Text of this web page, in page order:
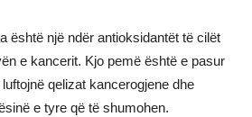
është një ndër antioksidantët të cilët
e kancerit. Kjo pemë është e pasur
qelizat kancerogjene dhe
e tyre që të shumohen.